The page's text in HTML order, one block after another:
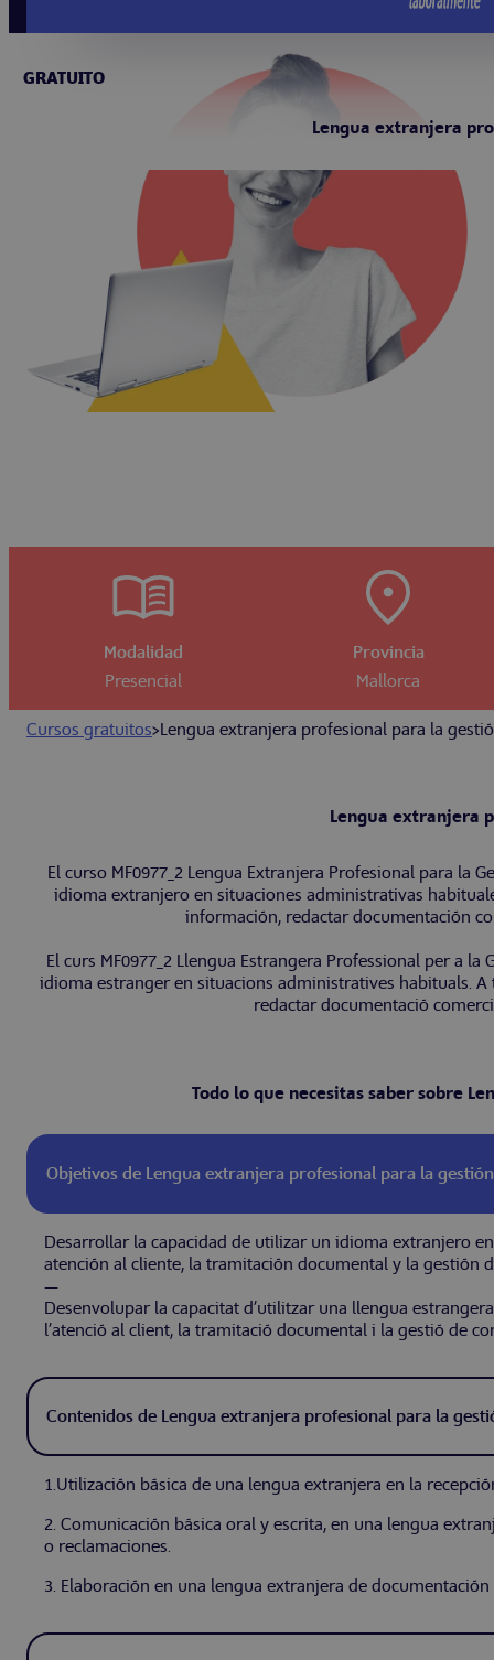
GRATUITO
Lengua extranjera
Modalidad
Presencial
Provincia
Mallorca
Cursos gratuitos>Lengua extranjera profesional para la
Lengua extranjera
El curso MF0977_2 Lengua Extranjera Profesional para
idioma extranjero en situaciones administrativas
información, redactar documentación
El curs MF0977_2 Llengua Estrangera Professional per a
idioma estranger en situacions administratives habituals.
redactar documentació
Todo lo que necesitas saber sobre
Objetivos de Lengua extranjera profesional para la
Desarrollar la capacidad de utilizar un idioma extranjero
atención al cliente, la tramitación documental y la gestión
—
Desenvolupar la capacitat d’utilitzar una llengua
l’atenció al client, la tramitació documental i la gestió de
Contenidos de Lengua extranjera profesional para la
1.Utilización básica de una lengua extranjera en la
2. Comunicación básica oral y escrita, en una lengua
o reclamaciones.
3. Elaboración en una lengua extranjera de